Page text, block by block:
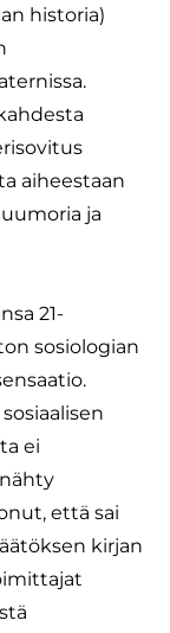
historia)
aiheestaan
ja
21-
sosiologian
ei
että sai
kirjan